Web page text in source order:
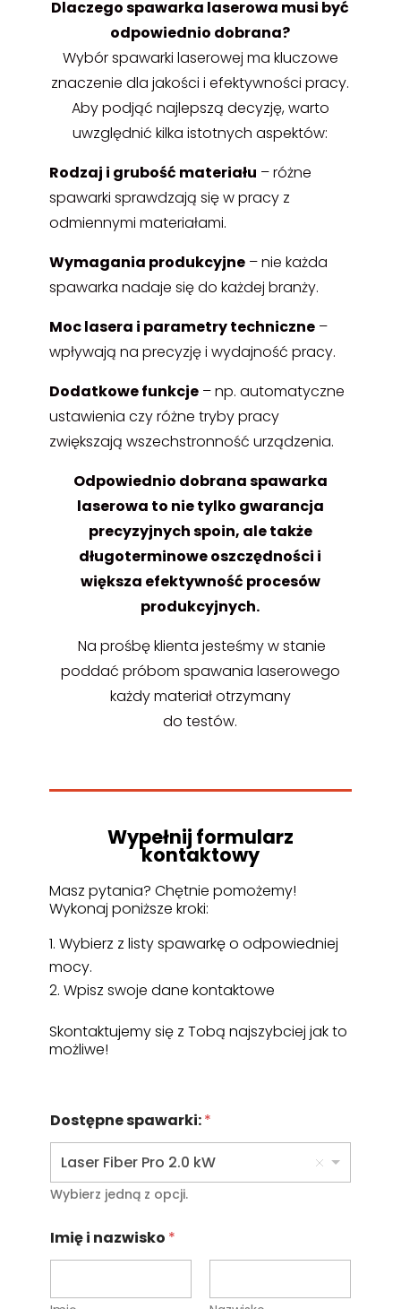
Dlaczego spawarka laserowa musi być
odpowiednio dobrana?
Wybór spawarki laserowej ma kluczowe
znaczenie dla jakości i efektywności pracy.
Aby podjąć najlepszą decyzję, warto
uwzględnić kilka istotnych aspektów:
Rodzaj i grubość materiału – różne
spawarki sprawdzają się w pracy z
odmiennymi materiałami.
Wymagania produkcyjne– nie każda
spawarka nadaje się do każdej branży.
Moc lasera i parametry techniczne–
wpływają na precyzję i wydajność pracy.
Dodatkowe funkcje– np. automatyczne
ustawienia czy różne tryby pracy
zwiększają wszechstronność urządzenia.
Odpowiednio dobrana spawarka
laserowa to nie tylko gwarancja
precyzyjnych spoin, ale także
długoterminowe oszczędności i
większa efektywność procesów
produkcyjnych.
Na prośbę klienta jesteśmy w stanie
poddać próbom spawania laserowego
każdy materiał otrzymany
do testów.
Wypełnij formularz
kontaktowy
Masz pytania? Chętnie pomożemy!
Wykonaj poniższe kroki:
Wybierz z listy spawarkę o odpowiedniej
mocy.
2. Wpisz swoje dane kontaktowe
Skontaktujemy się z Tobą najszybciej jak to
możliwe!
Dostępne spawarki:*
Laser Fiber Pro 2.0 kW
Wybierz jedną z opcji.
Imię i nazwisko *